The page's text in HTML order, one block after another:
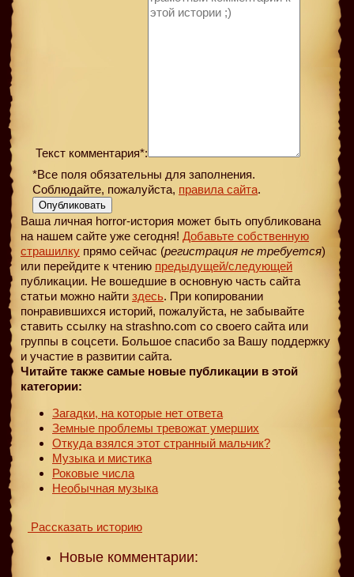
Текст комментария*:
*Все поля обязательны для заполнения.
Соблюдайте, пожалуйста, правила сайта.
Опубликовать
Ваша личная horror-история может быть опубликована
на нашем сайте уже сегодня! Добавьте собственную
страшилку прямо сейчас (регистрация не требуется)
или перейдите к чтению предыдущей/следующей
публикации. Не вошедшие в основную часть сайта
статьи можно найти здесь. При копировании
понравившихся историй, пожалуйста, не забывайте
ставить ссылку на strashno.com со своего сайта или
группы в соцсети. Большое спасибо за Вашу поддержку
и участие в развитии сайта.
Читайте также самые новые публикации в этой
категории:
Загадки, на которые нет ответа
Земные проблемы тревожат умерших
Откуда взялся этот странный мальчик?
Музыка и мистика
Роковые числа
Необычная музыка
Рассказать историю
Новые комментарии: